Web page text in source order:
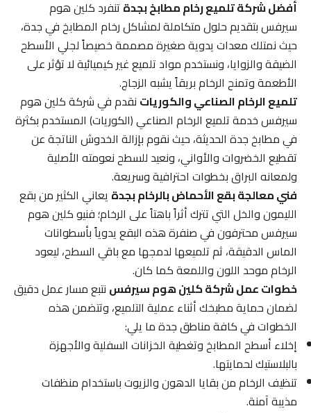
أفضل شركة تلميع رخام مطابخ بجدةتنفرد كلين هوم
سيرفس بتقديم حلول متكاملة لمشاكل رخام المطابخ في جدة،
حيث نمتلك معدات يدوية صغيرة مصممة خصيصاً لجلي الأسطح
الضيقة والزوايا، ونستخدم مواد تلميع غير كيميائية لا تؤثر على
الأطعمة وتمنح الرخام بريقاً يشبه الزجاج.
تلميع الرخام الصناعي والكورياتنقدم في شركة كلين هوم
سيرفس خدمة تلميع الرخام الصناعي (الكوريات) المستخدم بكثرة
في مطابخ جدة الحديثة، حيث نقوم بإزالة الخدوش الناتجة عن
تقطيع الخضروات والأواني، ونعيد للسطح نعومته الأصلية
ولمعانه البراق بخطوات احترافية وسريعة.
فني معالجة بقع الأحماض بالرخام بجدةيعاني الكثير من بقع
الليمون والخل التي تترك أثراً باهتاً على الرخام؛ فنيو كلين هوم
سيرفس محترفون في صنفرة هذه البقع يدوياً بأسطوانات
الماس الدقيقة، ثم تلميعها لدمجها مع باقي السطح، ليعود
الرخام موحد اللون واللمعة كما كان.
خطوات عمل شركة كلين هوم سيرفسنتبع مسار عمل دقيق
لضمان حماية مطبخك أثناء عملية التلميع، وتتضمن هذه
الخطوات في كافة مناطق جدة ما يلي:
إخلاء أسطح المطابخ وتغطية الخزانات السفلية والأجهزة
بالبلاستيك لحمايتها.
تنظيف الرخام من بقايا الدهون والزيوت باستخدام منظفات
مذيبة آمنة.